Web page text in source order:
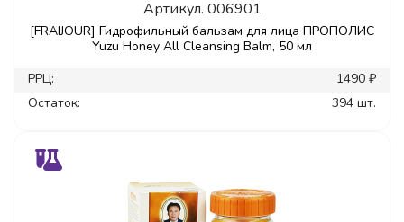
Артикул. 006901
[FRAIJOUR] Гидрофильный бальзам для лица ПРОПОЛИС
Yuzu Honey All Cleansing Balm, 50 мл
РРЦ:
1490 ₽
Остаток:
394 шт.